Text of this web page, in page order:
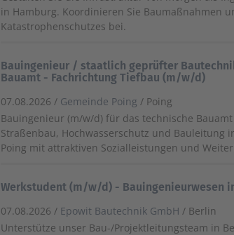
in Hamburg. Koordinieren Sie Baumaßnahmen
Katastrophenschutzes bei.
Bauingenieur / staatlich geprüfter
Bauamt - Fachrichtung Tiefbau (m/w/d)
07.08.2026 / Gemeinde Poing / Poing
Bauingenieur (m/w/d) für das technische
Straßenbau, Hochwasserschutz und Bauleitung
Poing mit attraktiven Sozialleistungen und
Werkstudent (m/w/d) - Bauingenieurwesen
07.08.2026 / Epowit Bautechnik GmbH / Berlin
Unterstütze unser Bau-/Projektleitungsteam in